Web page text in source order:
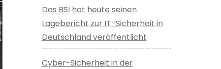
Das BSI hat heute seinen
Lagebericht zur IT-Sicherheit in
Deutschland veröffentlicht
Cyber-Sicherheit in der